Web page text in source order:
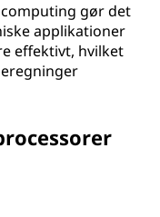
gør det
applikationer
effektivt, hvilket